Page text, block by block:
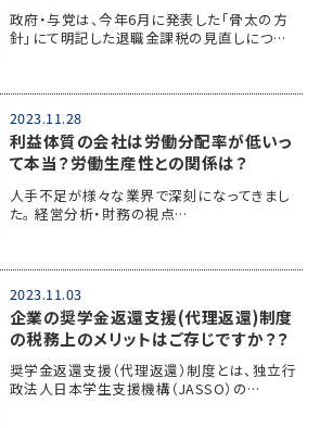
政府・与党は、今年6月に発表した「骨太の方
針」にて明記した退職金課税の見直しにつ…
2023.11.28
利益体質の会社は労働分配率が低いっ
て本当？労働生産性との関係は？
人手不足が様々な業界で深刻になってきまし
た。 経営分析・財務の視点…
2023.11.03
企業の奨学金返還支援(代理返還)制度
の税務上のメリットはご存じですか？？
奨学金返還支援（代理返還）制度とは、独立行
政法人日本学生支援機構（JASSO）の…